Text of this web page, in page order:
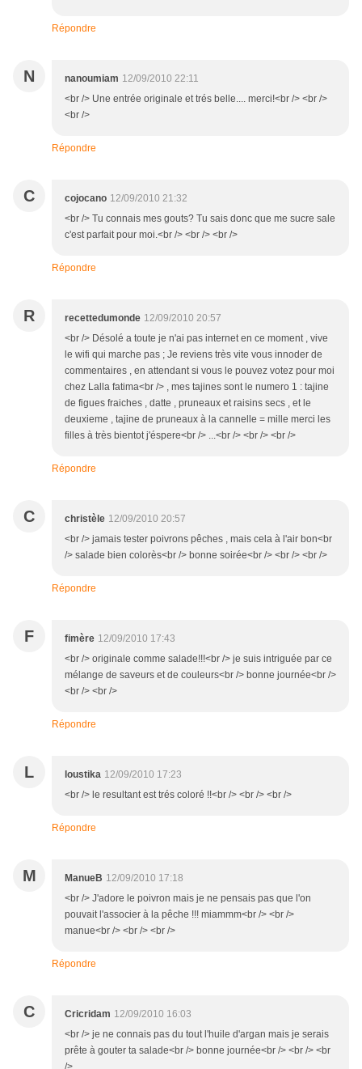
Répondre
N nanoumiam 12/09/2010 22:11
<br /> Une entrée originale et trés belle.... merci!<br /> <br />
<br />
Répondre
C cojocano 12/09/2010 21:32
<br /> Tu connais mes gouts? Tu sais donc que me sucre sale
c'est parfait pour moi.<br /> <br /> <br />
Répondre
R recettedumonde 12/09/2010 20:57
<br /> Désolé a toute je n'ai pas internet en ce moment , vive
le wifi qui marche pas ; Je reviens très vite vous innoder de
commentaires , en attendant si vous le pouvez votez pour moi
chez Lalla fatima<br /> , mes tajines sont le numero 1 : tajine
de figues fraiches , datte , pruneaux et raisins secs , et le
deuxieme , tajine de pruneaux à la cannelle = mille merci les
filles à très bientot j'éspere<br /> ...<br /> <br /> <br />
Répondre
C christèle 12/09/2010 20:57
<br /> jamais tester poivrons pêches , mais cela à l'air bon<br
/> salade bien colorès<br /> bonne soirée<br /> <br /> <br />
Répondre
F fimère 12/09/2010 17:43
<br /> originale comme salade!!!<br /> je suis intriguée par ce
mélange de saveurs et de couleurs<br /> bonne journée<br />
<br /> <br />
Répondre
L loustika 12/09/2010 17:23
<br /> le resultant est trés coloré !!<br /> <br /> <br />
Répondre
M ManueB 12/09/2010 17:18
<br /> J'adore le poivron mais je ne pensais pas que l'on
pouvait l'associer à la pêche !!! miammm<br /> <br />
manue<br /> <br /> <br />
Répondre
C Cricridam 12/09/2010 16:03
<br /> je ne connais pas du tout l'huile d'argan mais je serais
prête à gouter ta salade<br /> bonne journée<br /> <br /> <br
/>